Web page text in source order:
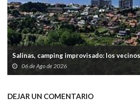
Salinas, camping improvisado: los
06 de Ago de 2026
DEJAR UN COMENTARIO